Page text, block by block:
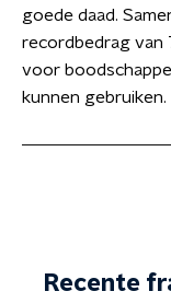
goede daad.
recordbedrag van
voor
kunnen
Recente